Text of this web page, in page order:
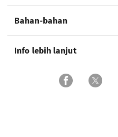
Bahan-bahan
Info lebih lanjut